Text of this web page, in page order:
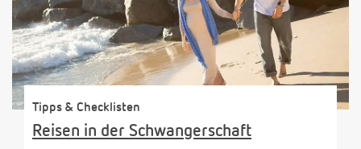
Tipps & Checklisten
Reisen in der Schwangerschaft